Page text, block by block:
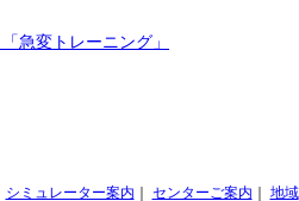
急変トレーニング」
シミュレーター案内 センターご案内 地域